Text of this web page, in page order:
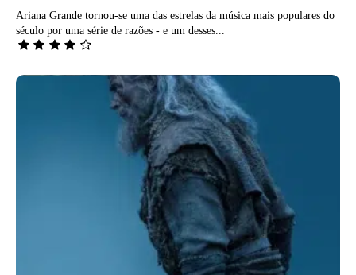
Ariana Grande tornou-se uma das estrelas da música mais populares do
século por uma série de razões - e um desses...